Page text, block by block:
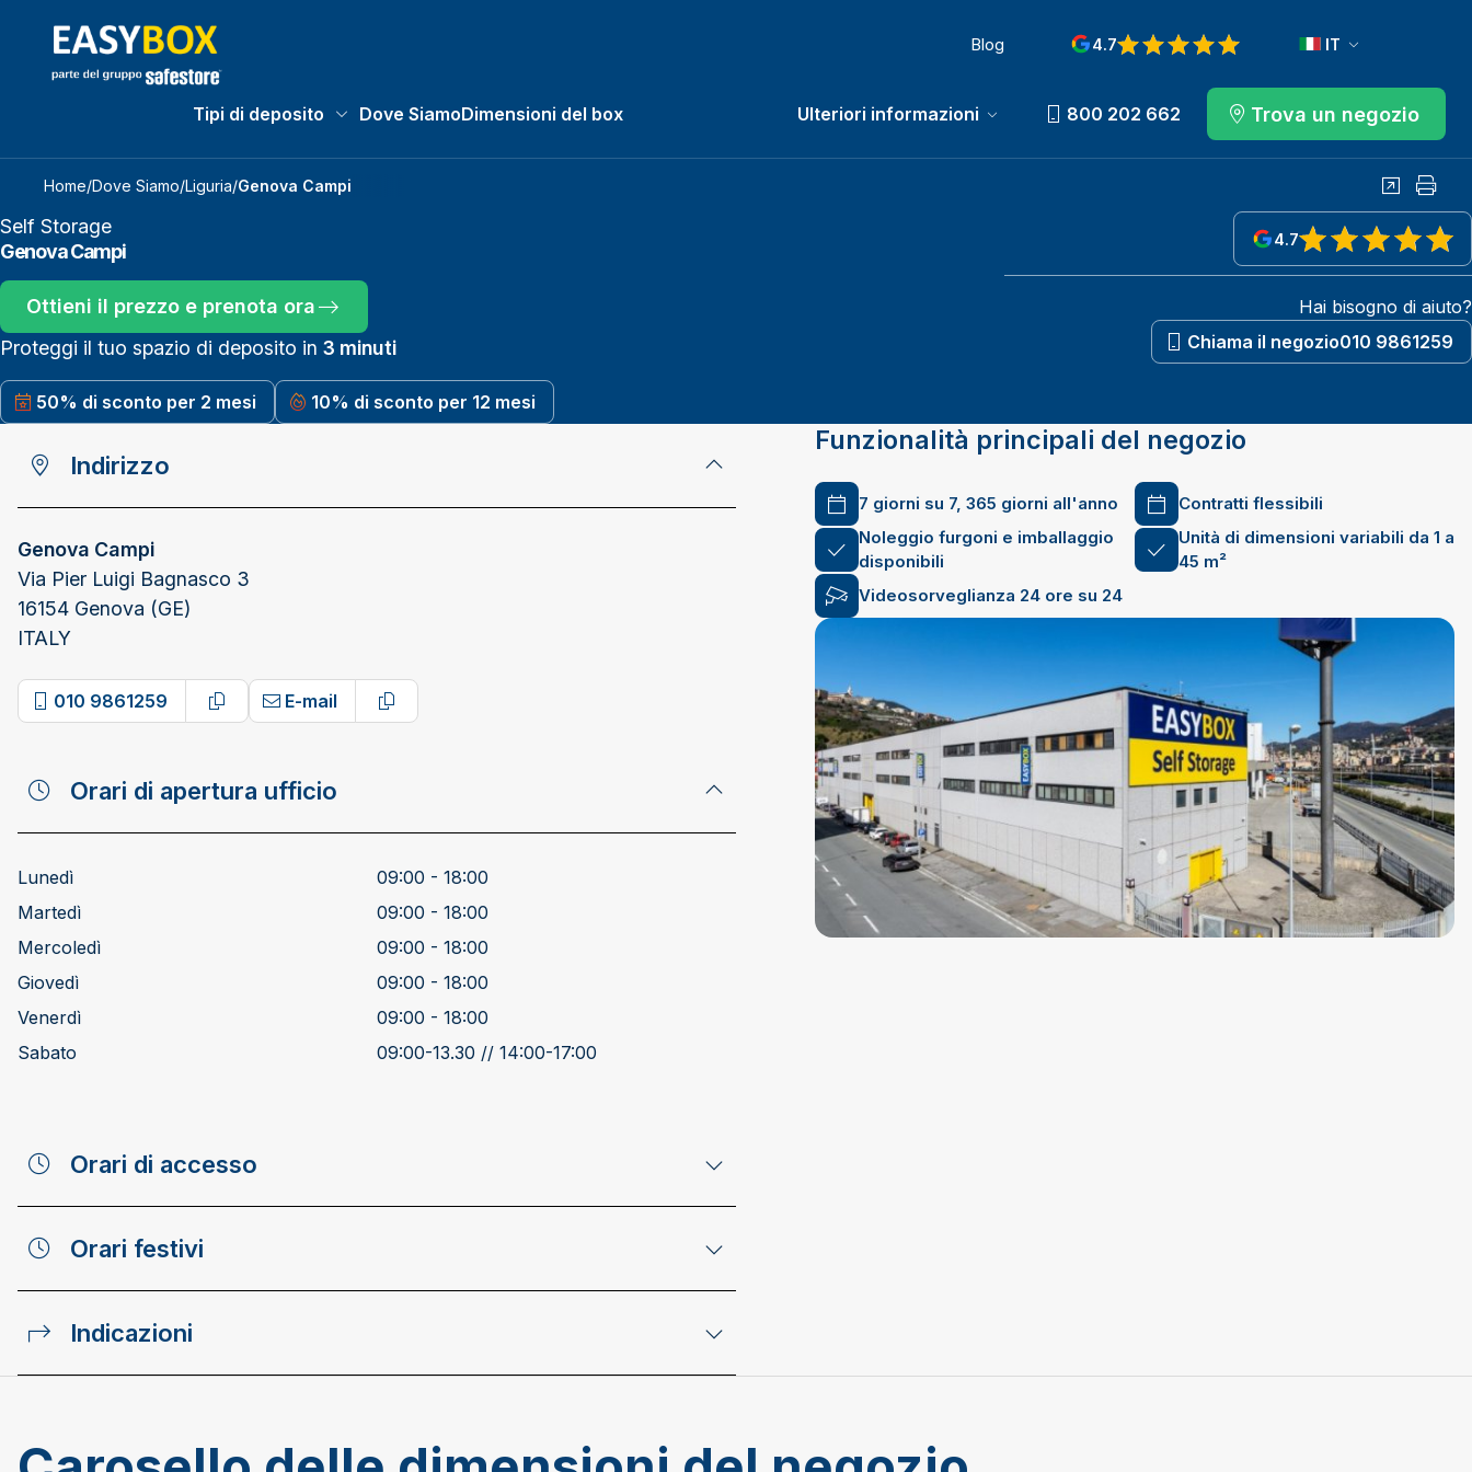
Blog 4.7
View reviews on Google
Tipi di deposito Dove SiamoDimensioni del box Ulteriori informazioni 800 202 662 Trova un negozio
IT
Home/Dove Siamo/Liguria/Genova Campi Condividi
Self Storage
Genova Campi
Ottieni il prezzo e prenota ora
Proteggi il tuo spazio di deposito in 3 minuti
50% di sconto per 2 mesi 10% di sconto per 12 mesi
4.7
View reviews on Google
Hai bisogno di aiuto?
Chiama il negozio010 9861259
Indirizzo
Genova Campi
Via Pier Luigi Bagnasco 3
16154 Genova (GE)
ITALY
010 9861259
Copy phone number
E-mail
Copy email address
Orari di apertura ufficio
Lunedì
09:00 - 18:00
Martedì
09:00 - 18:00
Mercoledì
09:00 - 18:00
Giovedì
09:00 - 18:00
Venerdì
09:00 - 18:00
Sabato
09:00-13.30 // 14:00-17:00
Orari di accesso
Orari festivi
Indicazioni
Funzionalità principali del negozio
7 giorni su 7, 365 giorni all'anno
Contratti flessibili
Noleggio furgoni e imballaggio
disponibili
Unità di dimensioni variabili da 1 a
45 m²
Videosorveglianza 24 ore su 24